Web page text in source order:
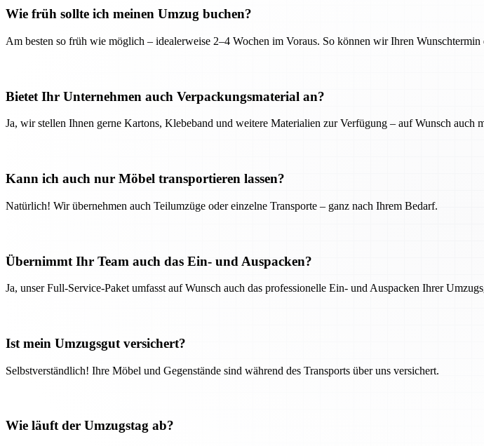
Wie früh sollte ich meinen Umzug buchen?
Am besten so früh wie möglich – idealerweise 2–4 Wochen im Voraus. So können wir Ihren Wunschtermin
Bietet Ihr Unternehmen auch Verpackungsmaterial an?
Ja, wir stellen Ihnen gerne Kartons, Klebeband und weitere Materialien zur Verfügung – auf Wunsch auch
Kann ich auch nur Möbel transportieren lassen?
Natürlich! Wir übernehmen auch Teilumzüge oder einzelne Transporte – ganz nach Ihrem Bedarf.
Übernimmt Ihr Team auch das Ein- und Auspacken?
Ja, unser Full-Service-Paket umfasst auf Wunsch auch das professionelle Ein- und Auspacken Ihrer
Ist mein Umzugsgut versichert?
Selbstverständlich! Ihre Möbel und Gegenstände sind während des Transports über uns versichert.
Wie läuft der Umzugstag ab?